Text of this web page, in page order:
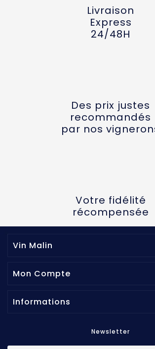
Livraison
Express
24/48H
Des prix justes
recommandés
par nos
Votre fidélité
récompensée
Vin Malin
Mon Compte
Informations
Newsletter